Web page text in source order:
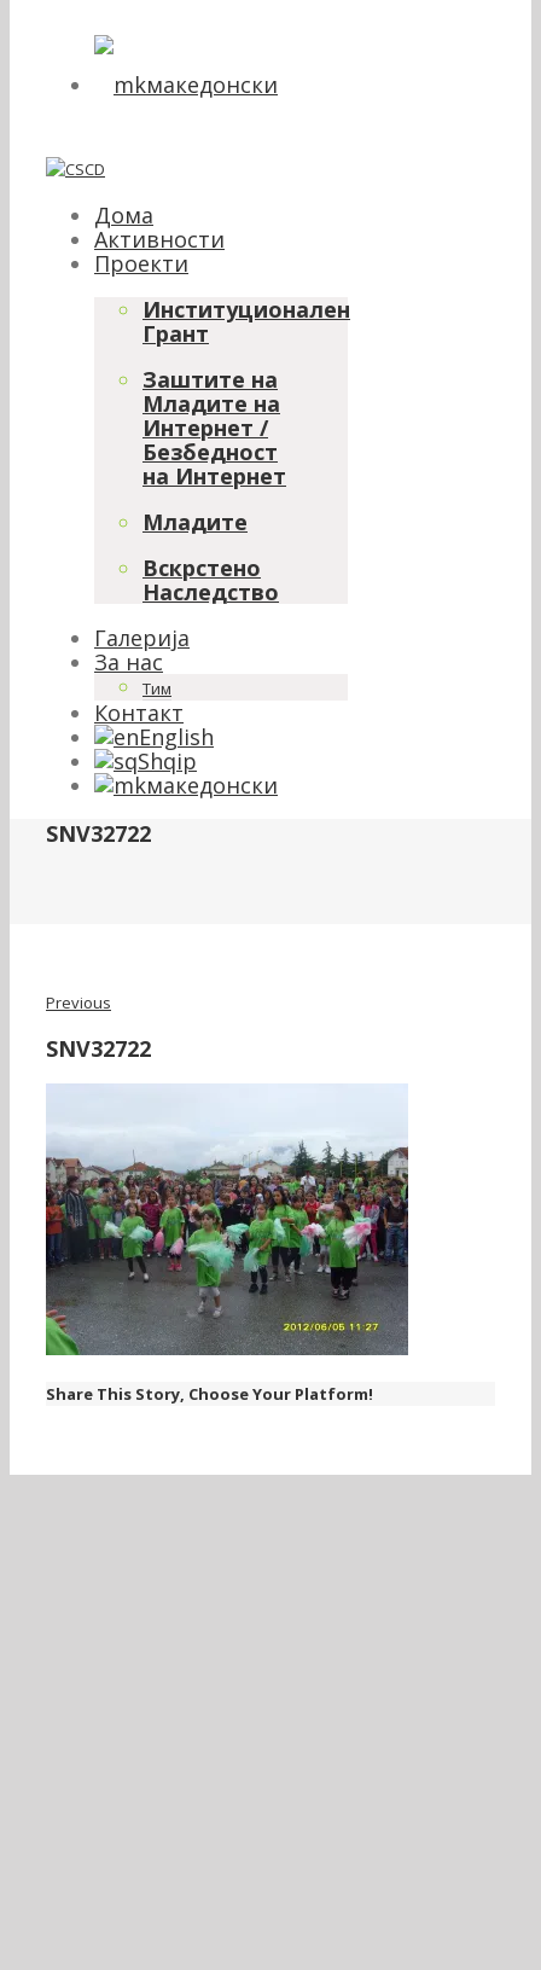
македонски
Дома
Активности
Проекти
Институционален
Грант
Заштите на
Младите на
Интернет /
Безбедност
на Интернет
Младите
Вскрстено
Наследство
Галерија
За нас
Тим
Контакт
English
Shqip
македонски
SNV32722
Previous
SNV32722
Share This Story, Choose Your Platform!